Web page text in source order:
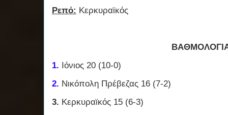
Ρεπό: Κερκυραϊκός
1. Ιόνιος 20 (10-0)
2. Νικόπολη Πρέβεζας 16 (7-2)
3. Κερκυραϊκός 15 (6-3)